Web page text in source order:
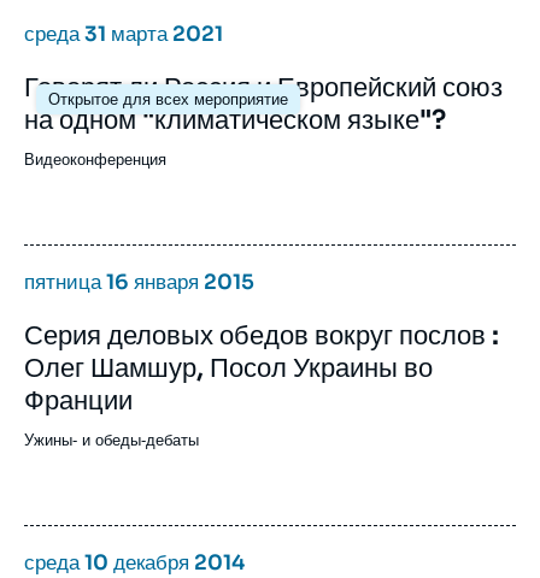
среда 31 марта 2021
Открытое для всех мероприятие
Говорят ли Россия и Европейский союз
на одном "климатическом языке"?
Видеоконференция
пятница 16 января 2015
Серия деловых обедов вокруг послов :
Олег Шамшур, Посол Украины во
Франции
Ужины- и обеды-дебаты
среда 10 декабря 2014